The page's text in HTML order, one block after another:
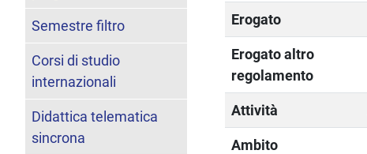
Erogato
Erogato altro
regolamento
Attività
Ambito
Semestre filtro
Corsi di studio
internazionali
Didattica telematica
sincrona